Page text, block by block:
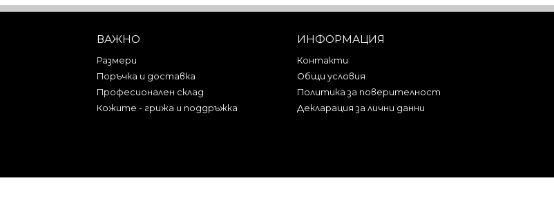
ВАЖНО
Размери
Поръчка и доставка
Професионален склад
Кожите - грижа и поддръжка
ИНФОРМАЦИЯ
Контакти
Общи условия
Политика за поверителност
Декларация за лични данни